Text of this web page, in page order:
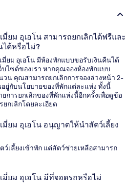
ยม อุเอโน สามารถยกเลิกได้ฟรีและ
ได้หรือไม่?
มี่ยม อุเอโน มีห้องพักแบบขอรับเงินคืนได้
บไซต์ของเรา หากคุณจองห้องพักแบบ
วน คุณสามารถยกเลิกการจองล่วงหน้า 2-
ยู่กับนโยบายของที่พักแต่ละแห่ง ทั้งนี้
การยกเลิกของที่พักแห่งนี้อีกครั้งเพื่อดูข้อ
กเลิกโดยละเอียด
มี่ยม อุเอโน อนุญาตให้นำสัตว์เลี้ยง
เลี้ยงเข้าพัก แต่สัตว์ช่วยเหลือสามารถ
มี่ยม อุเอโน มีที่จอดรถหรือไม่